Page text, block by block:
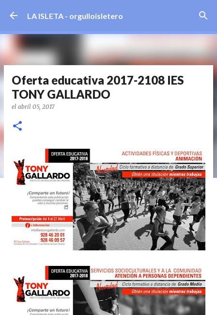
Ir al contenido principal
LA ISLETA - orgulloisletero
Oferta educativa 2017-2108 IES
TONY GALLARDO
el abril 05, 2017